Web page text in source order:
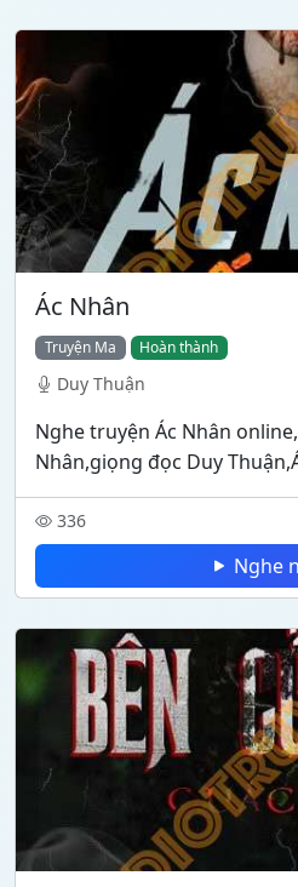
Ác Nhân
Truyện Ma Hoàn thành
Duy Thuận
Nghe truyện Ác Nhân
Nhân,giọng đọc Duy
336
Nghe